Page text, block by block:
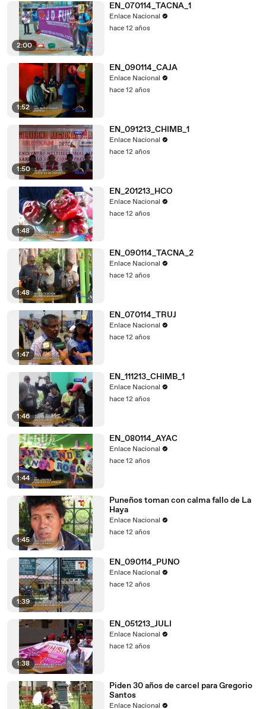
2:00
EN_070114_TACNA_1
Enlace Nacional
hace 12 años
1:52
EN_090114_CAJA
Enlace Nacional
hace 12 años
1:50
EN_091213_CHIMB_1
Enlace Nacional
hace 12 años
1:48
EN_201213_HCO
Enlace Nacional
hace 12 años
1:48
EN_090114_TACNA_2
Enlace Nacional
hace 12 años
1:47
EN_070114_TRUJ
Enlace Nacional
hace 12 años
1:46
EN_111213_CHIMB_1
Enlace Nacional
hace 12 años
1:44
EN_080114_AYAC
Enlace Nacional
hace 12 años
1:45
Puneños toman con calma fallo de La
Haya
Enlace Nacional
hace 12 años
1:39
EN_090114_PUNO
Enlace Nacional
hace 12 años
1:38
EN_051213_JULI
Enlace Nacional
hace 12 años
Piden 30 años de carcel para Gregorio
Santos
Enlace Nacional